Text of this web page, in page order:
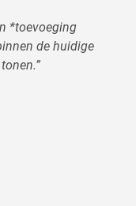
*toevoeging
de huidige
”